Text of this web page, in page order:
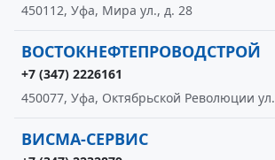
450112, Уфа, Мира ул., д. 28
ВОСТОКНЕФТЕПРОВОДСТРОЙ
+7 (347) 2226161
450077, Уфа, Октябрьской Революции
ВИСМА-СЕРВИС